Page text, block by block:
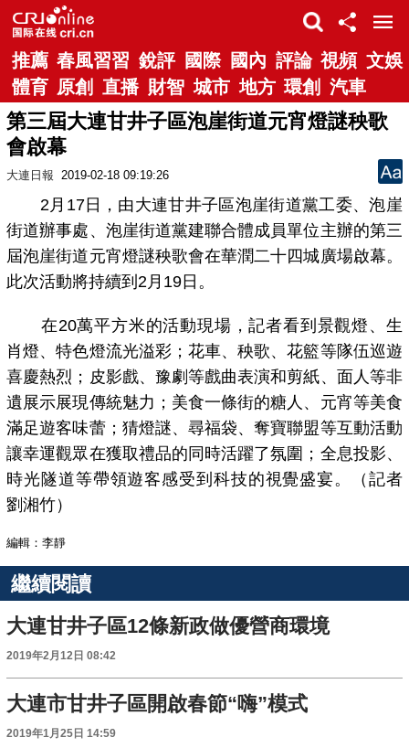
推薦 春風習習 銳評 國際 國內 評論 視頻 文娛
體育 原創 直播 財智 城市 地方 環創 汽車
第三屆大連甘井子區泡崖街道元宵燈謎秧歌
會啟幕
大連日報 2019-02-18 09:19:26
2月17日，由大連甘井子區泡崖街道黨工委、泡崖
街道辦事處、泡崖街道黨建聯合體成員單位主辦的第三
屆泡崖街道元宵燈謎秧歌會在華潤二十四城廣場啟幕。
此次活動將持續到2月19日。
在20萬平方米的活動現場，記者看到景觀燈、生
肖燈、特色燈流光溢彩；花車、秧歌、花籃等隊伍巡遊
喜慶熱烈；皮影戲、豫劇等戲曲表演和剪紙、面人等非
遺展示展現傳統魅力；美食一條街的糖人、元宵等美食
滿足遊客味蕾；猜燈謎、尋福袋、奪寶聯盟等互動活動
讓幸運觀眾在獲取禮品的同時活躍了氛圍；全息投影、
時光隧道等帶領遊客感受到科技的視覺盛宴。（記者
劉湘竹）
編輯：李靜
繼續閱讀
大連甘井子區12條新政做優營商環境
2019年2月12日 08:42
大連市甘井子區開啟春節“嗨”模式
2019年1月25日 14:59